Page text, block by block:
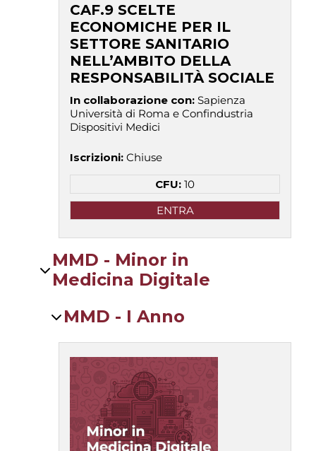
CAF.9 SCELTE
ECONOMICHE PER IL
SETTORE SANITARIO
NELL’AMBITO DELLA
RESPONSABILITÀ SOCIALE
In collaborazione con: Sapienza
Università di Roma e Confindustria
Dispositivi Medici
Iscrizioni: Chiuse
CFU: 10
ENTRA
MMD - Minor in
Medicina Digitale
MMD - I Anno